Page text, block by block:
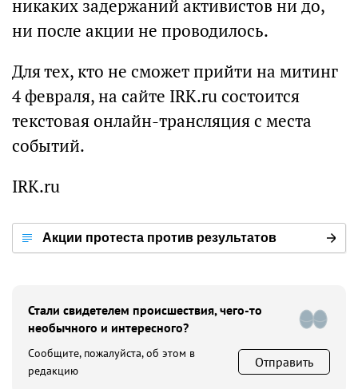
никаких задержаний активистов ни до,
ни после акции не проводилось.
Для тех, кто не сможет прийти на митинг
4 февраля, на сайте IRK.ru состоится
текстовая онлайн-трансляция с места
событий.
IRK.ru
Акции протеста против результатов
Стали свидетелем происшествия, чего-то
необычного и интересного?
Сообщите, пожалуйста, об этом в
редакцию
Отправить